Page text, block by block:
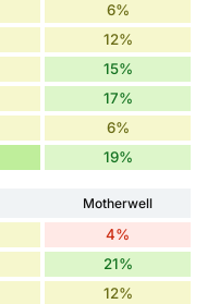
6%
12%
15%
17%
6%
19%
Motherwell
4%
21%
12%